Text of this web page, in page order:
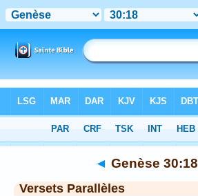
Chapitre 30 > Verset 18
◄ Genèse 30:18
Versets Parallèles